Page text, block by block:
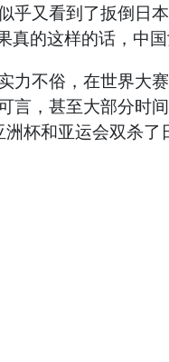
乎又看到了扳倒日
的这样的话，中国
力不俗，在世界大
言，甚至大部分时
杯和亚运会双杀了